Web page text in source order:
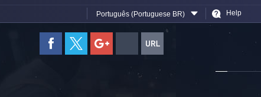
Português (Portuguese BR) Help